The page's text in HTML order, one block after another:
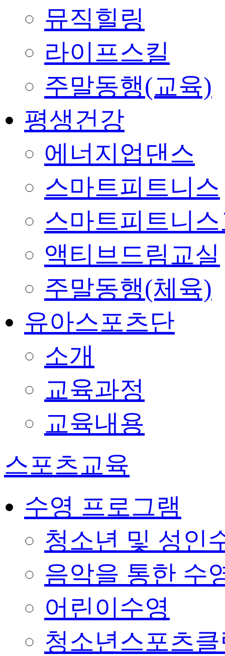
뮤직힐링
라이프스킬
주말동행(교육)
평생건강
에너지업댄스
스마트피트니스
스마트피트니
액티브드림교실
주말동행(체육)
유아스포츠단
소개
교육과정
교육내용
스포츠교육
수영 프로그램
청소년 및 성인
음악을 통한 수
어린이수영
청소년스포츠